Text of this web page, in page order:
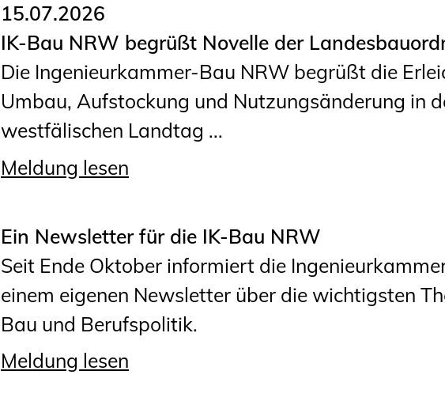
15.07.2026
IK-Bau NRW begrüßt Novelle der
Die Ingenieurkammer-Bau NRW begrüßt die
Umbau, Aufstockung und Nutzungsänderung in
westfälischen Landtag ...
Meldung lesen
Ein Newsletter für die IK-Bau NRW
Seit Ende Oktober informiert die
einem eigenen Newsletter über die wichtigsten
Bau und Berufspolitik.
Meldung lesen